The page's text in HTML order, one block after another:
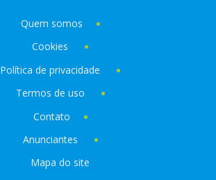
Quem somos
Cookies
Política de privacidade
Termos de uso
Contato
Anunciantes
Mapa do site